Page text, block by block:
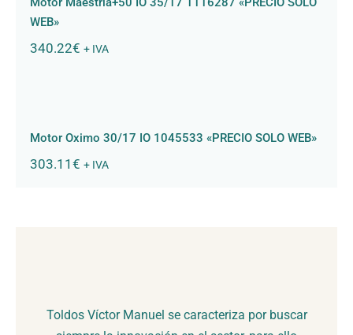
WEB»
340.22€ + IVA
Motor Oximo 30/17 IO 1045533 «PRECIO SOLO WEB»
303.11 € + IVA
Toldos Víctor Manuel se caracteriza por buscar